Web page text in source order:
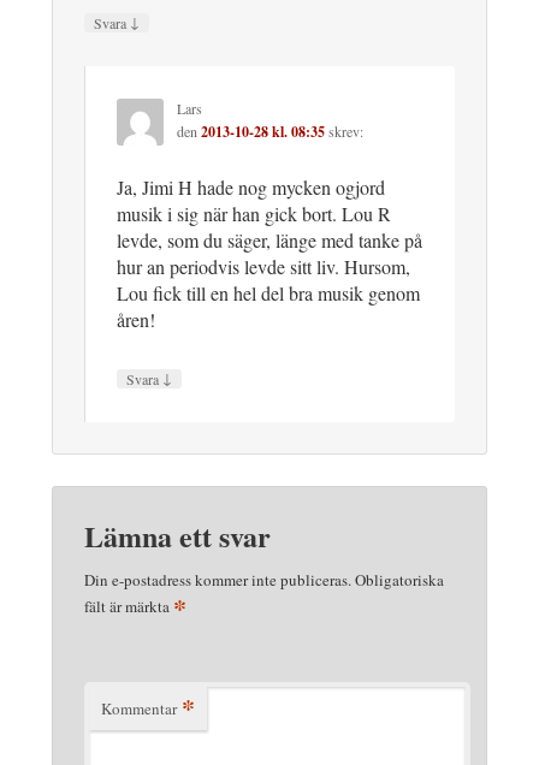
Svara ↓
Lars
den2013-10-28 kl. 08:35skrev:
Ja, Jimi H hade nog mycken ogjord
musik i sig när han gick bort. Lou R
levde, som du säger, länge med tanke på
hur an periodvis levde sitt liv. Hursom,
Lou fick till en hel del bra musik genom
åren!
Svara ↓
Lämna ett svar
Din e-postadress kommer inte publiceras.Obligatoriska
fält är märkta *
Kommentar *